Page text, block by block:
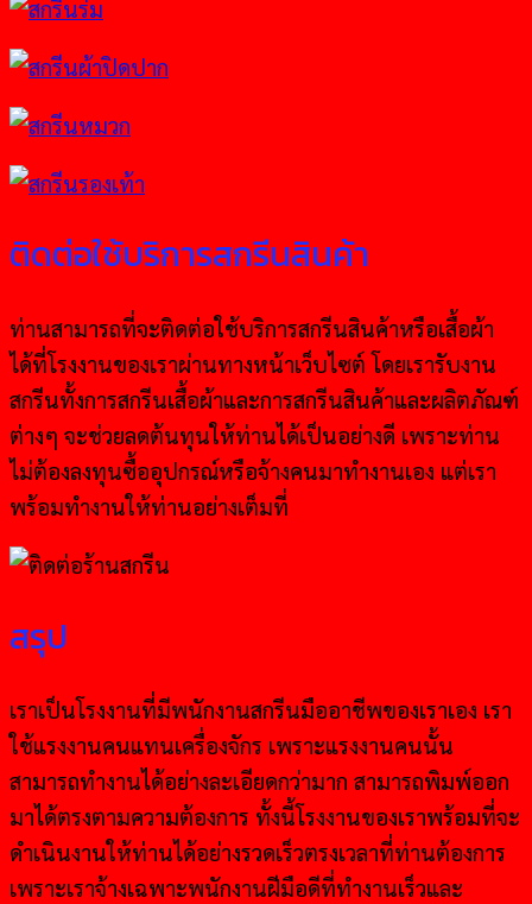
ติดต่อใช้บริการสกรีนสินค้า
ท่านสามารถที่จะติดต่อใช้บริการสกรีนสินค้าหรือเสื้อผ้า
ได้ที่โรงงานของเราผ่านทางหน้าเว็บไซต์ โดยเรารับงาน
สกรีนทั้งการสกรีนเสื้อผ้าและการสกรีนสินค้าและผลิตภัณฑ์
ต่างๆ จะช่วยลดต้นทุนให้ท่านได้เป็นอย่างดี เพราะท่าน
ไม่ต้องลงทุนซื้ออุปกรณ์หรือจ้างคนมาทำงานเอง แต่เรา
พร้อมทำงานให้ท่านอย่างเต็มที่
สรุป
เราเป็นโรงงานที่มีพนักงานสกรีนมืออาชีพของเราเอง เรา
ใช้แรงงานคนแทนเครื่องจักร เพราะแรงงานคนนั้น
สามารถทำงานได้อย่างละเอียดกว่ามาก สามารถพิมพ์ออก
มาได้ตรงตามความต้องการ ทั้งนี้โรงงานของเราพร้อมที่จะ
ดำเนินงานให้ท่านได้อย่างรวดเร็วตรงเวลาที่ท่านต้องการ
เพราะเราจ้างเฉพาะพนักงานฝีมือดีที่ทำงานเร็วและ